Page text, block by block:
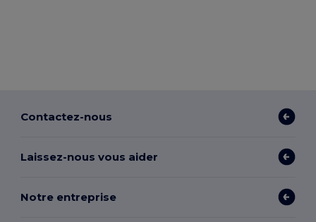
Contactez-nous
Laissez-nous vous aider
Notre entreprise